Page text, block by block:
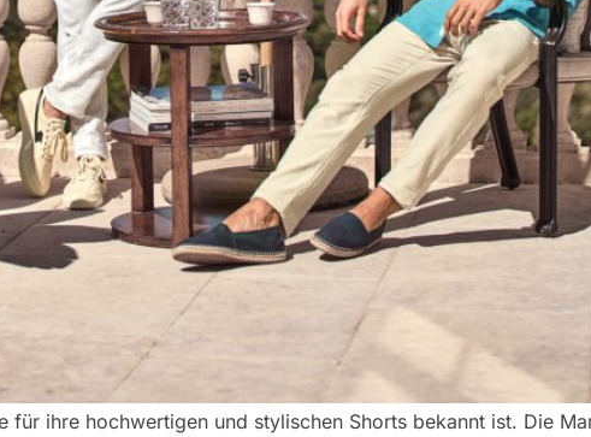
für ihre hochwertigen und stylischen Shorts bekannt ist. Die